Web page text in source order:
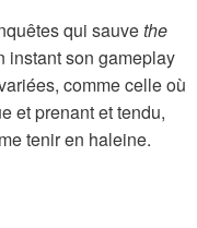
qui sauvethe
instant son gameplay
comme celle où
et prenant et tendu,
tenir en haleine.